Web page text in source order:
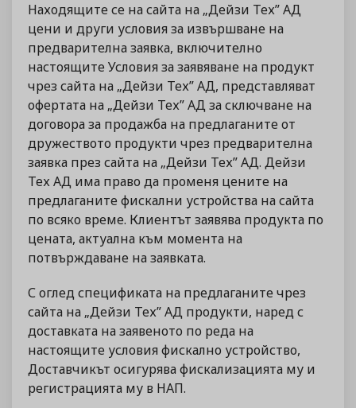
Находящите се на сайта на „Дейзи Тех” АД
цени и други условия за извършване на
предварителна заявка, включително
настоящите Условия за заявяване на продукт
чрез сайта на „Дейзи Тех” АД, представляват
офертата на „Дейзи Тех” АД за сключване на
договора за продажба на предлаганите от
дружеството продукти чрез предварителна
заявка през сайта на „Дейзи Тех” АД. Дейзи
Тех АД има право да променя цените на
предлаганите фискални устройства на сайта
по всяко време. Клиентът заявява продукта по
цената, актуална към момента на
потвърждаване на заявката.
С оглед спецификата на предлаганите чрез
сайта на „Дейзи Тех” АД продукти, наред с
доставката на заявеното по реда на
настоящите условия фискално устройство,
Доставчикът осигурява фискализацията му и
регистрацията му в НАП.